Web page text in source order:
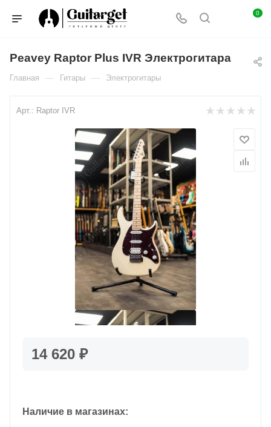
0
Peavey Raptor Plus IVR Электрогитара
Главная — Гитары — Электрогитары
Арт.: Raptor IVR
14 620 ₽
Наличие в магазинах: